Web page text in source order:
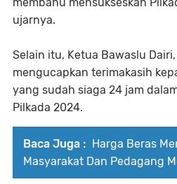
ujarnya.
Selain itu, Ketua Bawaslu
mengucapkan terimakasih
yang sudah siaga 24 jam
Pilkada 2024.
Baca Juga : Harga Beras
Masyarakat Dan Pedagang